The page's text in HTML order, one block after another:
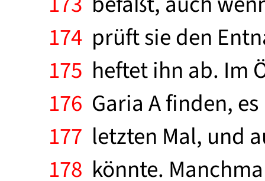
174 prüft sie den
175 heftet ihn ab. Im
176 Garia A finden,
177 letzten Mal, und
178 könnte.